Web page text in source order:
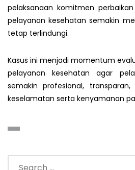
pelaksanaan komitmen
pelayanan kesehatan semakin
tetap terlindungi.
Kasus ini menjadi momentum
pelayanan kesehatan agar
semakin profesional,
keselamatan serta kenyamanan